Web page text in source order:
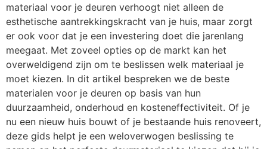
materiaal voor je deuren verhoogt niet alleen de
esthetische aantrekkingskracht van je huis, maar zorgt
er ook voor dat je een investering doet die jarenlang
meegaat. Met zoveel opties op de markt kan het
overweldigend zijn om te beslissen welk materiaal je
moet kiezen. In dit artikel bespreken we de beste
materialen voor je deuren op basis van hun
duurzaamheid, onderhoud en kosteneffectiviteit. Of je
nu een nieuw huis bouwt of je bestaande huis renoveert,
deze gids helpt je een weloverwogen beslissing te